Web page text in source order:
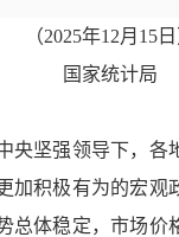
（2025年12月15
国家统计局
央坚强领导下，
加积极有为的宏
总体稳定，市场